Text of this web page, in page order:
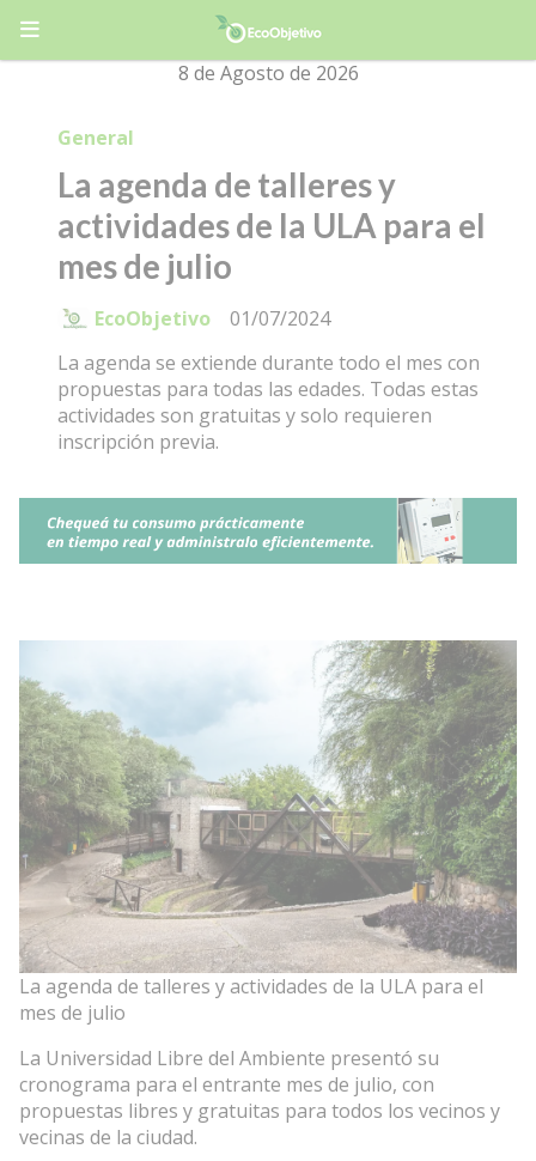
8 de Agosto de 2026
La agenda de talleres y
actividades de la ULA para el
mes de julio
La agenda se extiende durante todo el mes con
propuestas para todas las edades. Todas estas
actividades son gratuitas y solo requieren
inscripción previa.
General
01/07/2024
EcoObjetivo
La agenda de talleres y actividades de la ULA para el
mes de julio
La Universidad Libre del Ambiente presentó su
cronograma para el entrante mes de julio, con
propuestas libres y gratuitas para todos los vecinos y
vecinas de la ciudad.